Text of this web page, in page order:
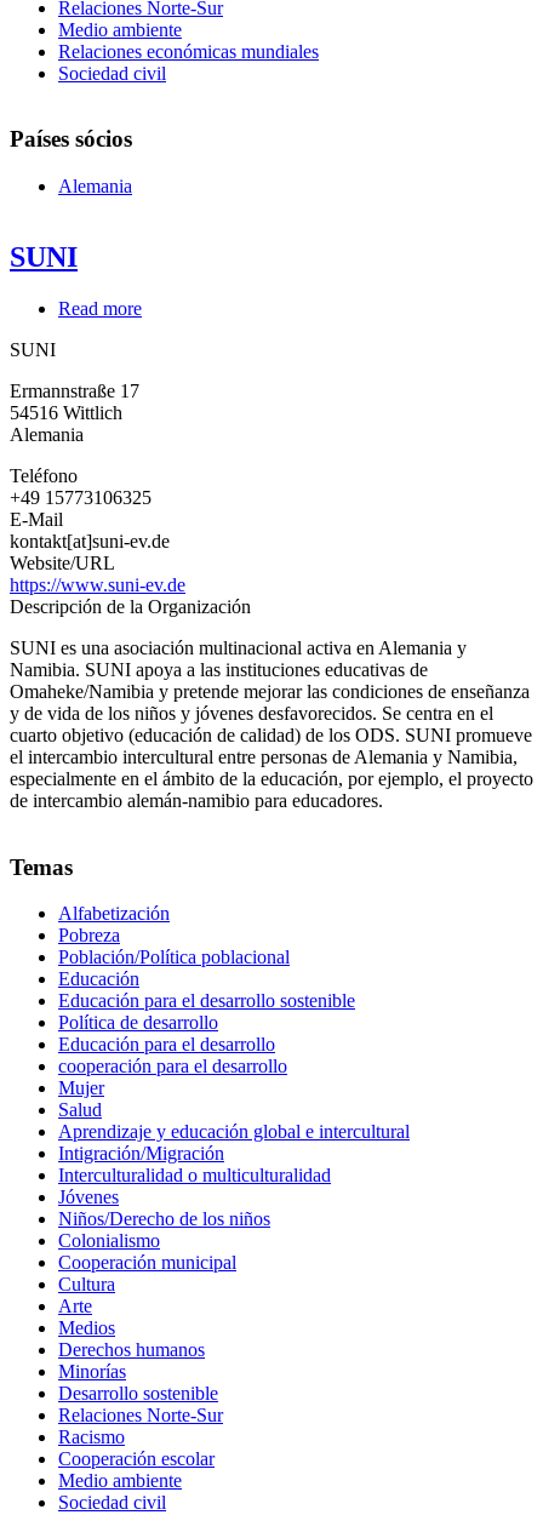
Relaciones Norte-Sur
Medio ambiente
Relaciones económicas mundiales
Sociedad civil
Países sócios
Alemania
SUNI
Read more
SUNI
Ermannstraße 17
54516 Wittlich
Alemania
Teléfono
+49 15773106325
E-Mail
kontakt[at]suni-ev.de
Website/URL
https://www.suni-ev.de
Descripción de la Organización
SUNI es una asociación multinacional activa en Alemania y
Namibia. SUNI apoya a las instituciones educativas de
Omaheke/Namibia y pretende mejorar las condiciones de enseñanza
y de vida de los niños y jóvenes desfavorecidos. Se centra en el
cuarto objetivo (educación de calidad) de los ODS. SUNI promueve
el intercambio intercultural entre personas de Alemania y Namibia,
especialmente en el ámbito de la educación, por ejemplo, el proyecto
de intercambio alemán-namibio para educadores.
Temas
Alfabetización
Pobreza
Población/Política poblacional
Educación
Educación para el desarrollo sostenible
Política de desarrollo
Educación para el desarrollo
cooperación para el desarrollo
Mujer
Salud
Aprendizaje y educación global e intercultural
Intigración/Migración
Interculturalidad o multiculturalidad
Jóvenes
Niños/Derecho de los niños
Colonialismo
Cooperación municipal
Cultura
Arte
Medios
Derechos humanos
Minorías
Desarrollo sostenible
Relaciones Norte-Sur
Racismo
Cooperación escolar
Medio ambiente
Sociedad civil